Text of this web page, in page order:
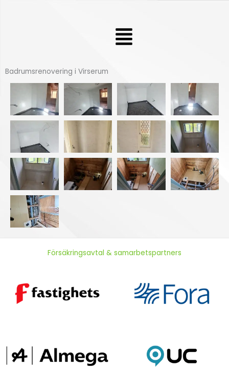
Meny
Badrumsrenovering i Virserum
Försäkringsavtal & samarbetspartners